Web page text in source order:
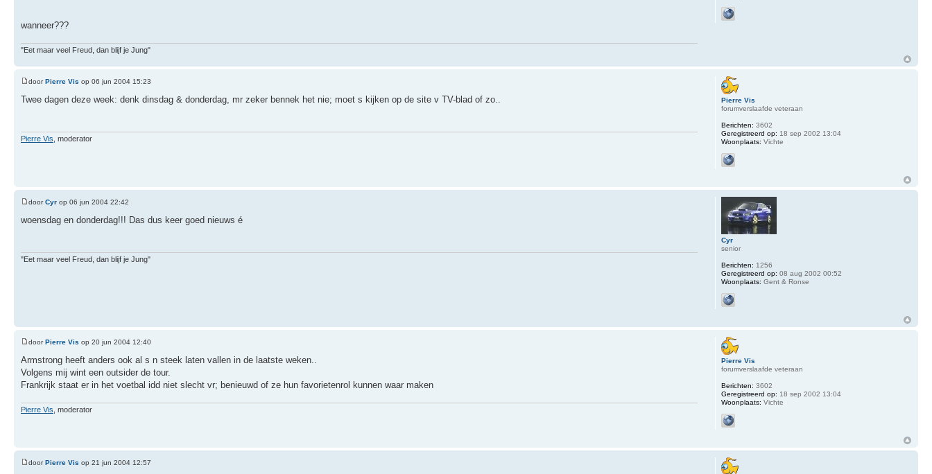
wanneer???
"Eet maar veel Freud, dan blijf je Jung"
doorPierre Vis op 06 jun 2004 15:23
Twee dagen deze week: denk dinsdag & donderdag, mr zeker bennek het nie; moet s kijken op de site v TV-blad of zo..
Pierre Vis , moderator
Pierre Vis
forumverslaafde veteraan
Berichten: 3602
Geregistreerd op: 18 sep 2002 13:04
Woonplaats: Vichte
doorCyr op 06 jun 2004 22:42
woensdag en donderdag!!! Das dus keer goed nieuws é
"Eet maar veel Freud, dan blijf je Jung"
Cyr
senior
Berichten: 1256
Geregistreerd op: 08 aug 2002 00:52
Woonplaats: Gent & Ronse
doorPierre Vis op 20 jun 2004 12:40
Armstrong heeft anders ook al s n steek laten vallen in de laatste weken..
Volgens mij wint een outsider de tour.
Frankrijk staat er in het voetbal idd niet slecht vr; benieuwd of ze hun favorietenrol kunnen waar maken
Pierre Vis , moderator
Pierre Vis
forumverslaafde veteraan
Berichten: 3602
Geregistreerd op: 18 sep 2002 13:04
Woonplaats: Vichte
doorPierre Vis op 21 jun 2004 12:57